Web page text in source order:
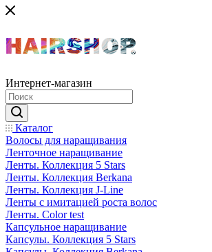
Интернет-магазин
Каталог
Волосы для наращивания
Ленточное наращивание
Ленты. Коллекция 5 Stars
Ленты. Коллекция Berkana
Ленты. Коллекция J-Line
Ленты с имитацией роста волос
Ленты. Color test
Капсульное наращивание
Капсулы. Коллекция 5 Stars